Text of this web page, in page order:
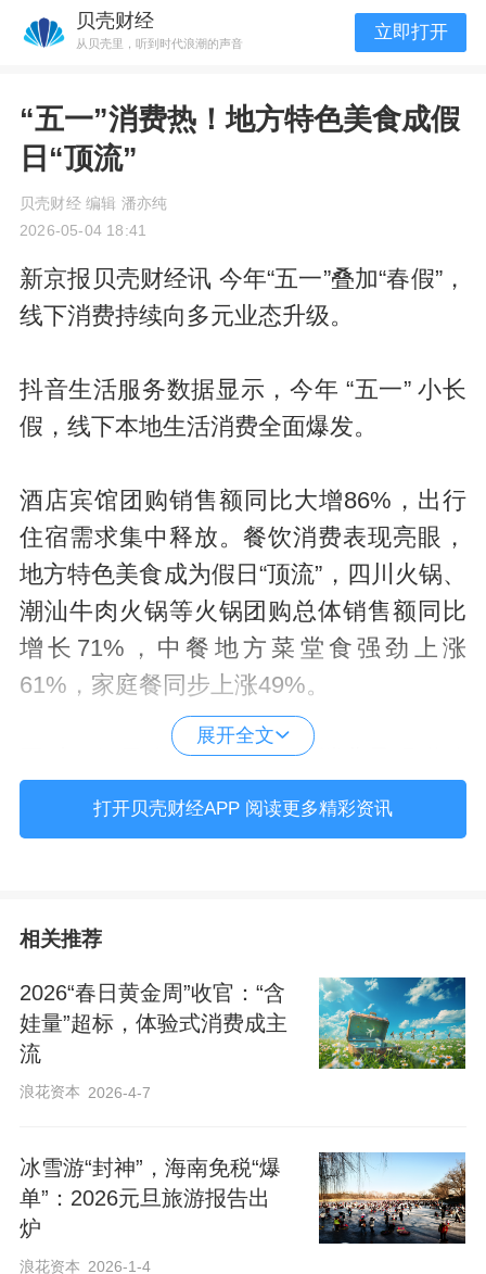
贝壳财经
从贝壳里，听到时代浪潮的声音
立即打开
“五一”消费热！地方特色美食成假
日“顶流”
贝壳财经 编辑 潘亦纯
2026-05-04 18:41
新京报贝壳财经讯 今年“五一”叠加“春假”，
线下消费持续向多元业态升级。
抖音生活服务数据显示，今年 “五一” 小长
假，线下本地生活消费全面爆发。
酒店宾馆团购销售额同比大增86%，出行
住宿需求集中释放。餐饮消费表现亮眼，
地方特色美食成为假日“顶流”，四川火锅、
潮汕牛肉火锅等火锅团购总体销售额同比
增长71%，中餐地方菜堂食强劲上涨
61%，家庭餐同步上涨49%。
同时，假日吃住游娱等多类消费呈现联动
增长态势。平台数据显示，电影票销售额
环比增长91%，商超购物券环比增长
就近休闲、本地微度假模式受到更多消费
者欢迎。平台数据显示，“五一”假期露营、
钓鱼等户外休闲品类抖音团购销售额同比
分别增长76%和59%，网球馆、游泳馆团
购销售额同比增长超1倍。此外，24小时汤
抖音销售额较节前环比增长超五成。
展开全文
打开贝壳财经APP 阅读更多精彩资讯
相关推荐
2026“春日黄金周”收官：“含
娃量”超标，体验式消费成主
流
浪花资本 2026-4-7
冰雪游“封神”，海南免税“爆
单”：2026元旦旅游报告出
炉
浪花资本 2026-1-4